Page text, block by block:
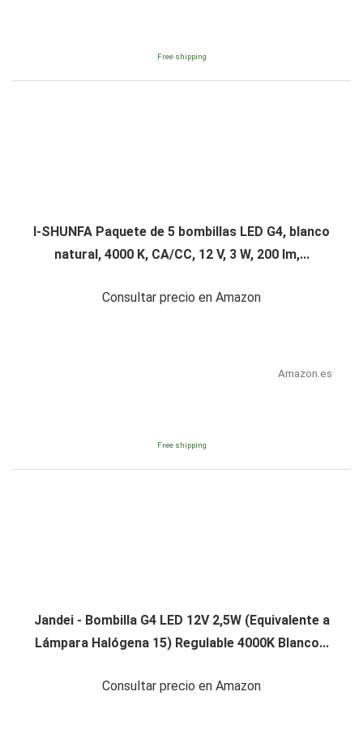
Free shipping
I-SHUNFA Paquete de 5 bombillas LED G4, blanco
natural, 4000 K, CA/CC, 12 V, 3 W, 200 lm,...
Consultar precio en Amazon
Amazon.es
Free shipping
Jandei - Bombilla G4 LED 12V 2,5W (Equivalente a
Lámpara Halógena 15) Regulable 4000K Blanco...
Consultar precio en Amazon